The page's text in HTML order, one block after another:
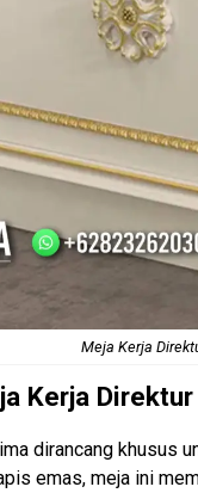
Meja Kerja
Kerja Direktur
dirancang khusus
emas, meja ini